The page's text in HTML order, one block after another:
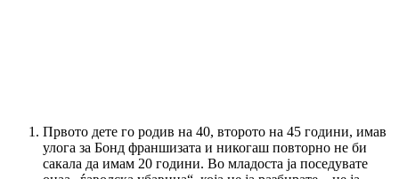
Првото дете го родив на 40, второто на 45 години, имав
улога за Бонд франшизата и никогаш повторно не би
сакала да имам 20 години. Во младоста ја поседувате